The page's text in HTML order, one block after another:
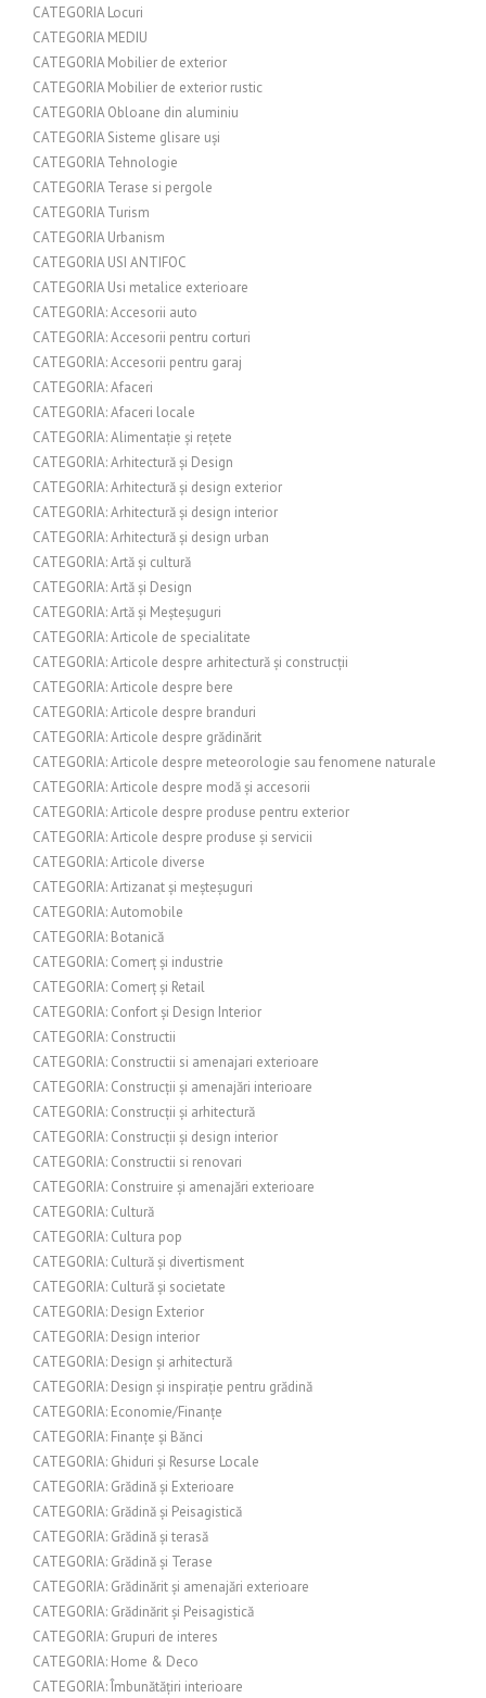
CATEGORIA Locuri
CATEGORIA MEDIU
CATEGORIA Mobilier de exterior
CATEGORIA Mobilier de exterior rustic
CATEGORIA Obloane din aluminiu
CATEGORIA Sisteme glisare uși
CATEGORIA Tehnologie
CATEGORIA Terase si pergole
CATEGORIA Turism
CATEGORIA Urbanism
CATEGORIA USI ANTIFOC
CATEGORIA Usi metalice exterioare
CATEGORIA: Accesorii auto
CATEGORIA: Accesorii pentru corturi
CATEGORIA: Accesorii pentru garaj
CATEGORIA: Afaceri
CATEGORIA: Afaceri locale
CATEGORIA: Alimentație și rețete
CATEGORIA: Arhitectură și Design
CATEGORIA: Arhitectură și design exterior
CATEGORIA: Arhitectură și design interior
CATEGORIA: Arhitectură și design urban
CATEGORIA: Artă și cultură
CATEGORIA: Artă și Design
CATEGORIA: Artă și Meșteșuguri
CATEGORIA: Articole de specialitate
CATEGORIA: Articole despre arhitectură și construcții
CATEGORIA: Articole despre bere
CATEGORIA: Articole despre branduri
CATEGORIA: Articole despre grădinărit
CATEGORIA: Articole despre meteorologie sau fenomene naturale
CATEGORIA: Articole despre modă și accesorii
CATEGORIA: Articole despre produse pentru exterior
CATEGORIA: Articole despre produse și servicii
CATEGORIA: Articole diverse
CATEGORIA: Artizanat și meșteșuguri
CATEGORIA: Automobile
CATEGORIA: Botanică
CATEGORIA: Comerț și industrie
CATEGORIA: Comerț și Retail
CATEGORIA: Confort și Design Interior
CATEGORIA: Constructii
CATEGORIA: Constructii si amenajari exterioare
CATEGORIA: Construcții și amenajări interioare
CATEGORIA: Construcții și arhitectură
CATEGORIA: Construcții și design interior
CATEGORIA: Constructii si renovari
CATEGORIA: Construire și amenajări exterioare
CATEGORIA: Cultură
CATEGORIA: Cultura pop
CATEGORIA: Cultură și divertisment
CATEGORIA: Cultură și societate
CATEGORIA: Design Exterior
CATEGORIA: Design interior
CATEGORIA: Design și arhitectură
CATEGORIA: Design și inspirație pentru grădină
CATEGORIA: Economie/Finanțe
CATEGORIA: Finanțe și Bănci
CATEGORIA: Ghiduri și Resurse Locale
CATEGORIA: Grădină și Exterioare
CATEGORIA: Grădină și Peisagistică
CATEGORIA: Grădină și terasă
CATEGORIA: Grădină și Terase
CATEGORIA: Grădinărit și amenajări exterioare
CATEGORIA: Grădinărit și Peisagistică
CATEGORIA: Grupuri de interes
CATEGORIA: Home & Deco
CATEGORIA: Îmbunătățiri interioare